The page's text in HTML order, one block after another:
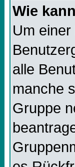
Wie
Um
alle
manche
Gruppe